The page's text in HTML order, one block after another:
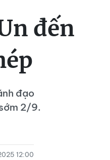
đến
đạo
2/9.
12:00